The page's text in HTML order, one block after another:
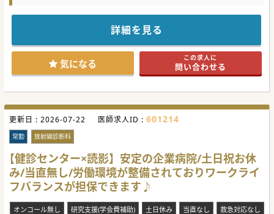
最寄駅からも徒歩圏内のアクセスの良い病院です。
少しでもご興味がございましたらお気軽にお問い合わせくだ
#秋入職可
詳細を見る
気になる この求人に
問い合わせる
更新日 : 2026-07-22 医師求人ID : 601214
常勤 放射線診断科
【健診センター×読影】安定の企業病院/土日祝お休
み/当直無し/労働環境が整備されておりワークライ
フバランスが担保できます♪
オンコール無し 研究支援(学会費補助) 土日休み 当直なし 救急対応なし